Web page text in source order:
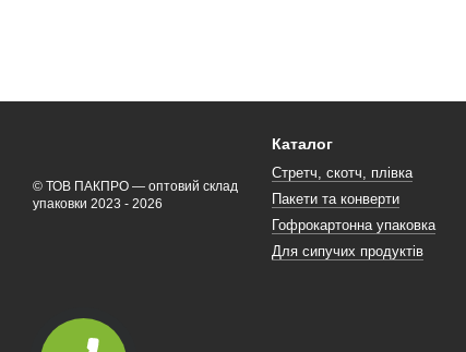
© ТОВ ПАКПРО — оптовий склад
упаковки 2023 - 2026
Каталог
Стретч, скотч, плівка
Пакети та конверти
Гофрокартонна упаковка
Для сипучих продуктів